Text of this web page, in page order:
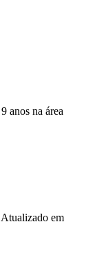
9 anos na área
Atualizado em